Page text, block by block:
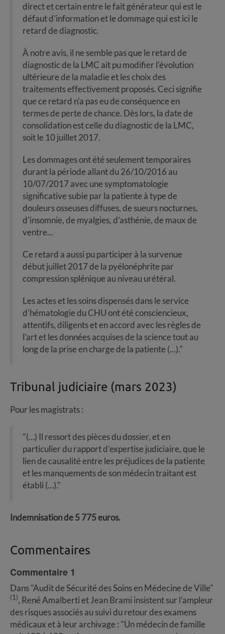
direct et certain entre le fait générateur qui est le
défaut d'information et le dommage qui est ici le
retard de diagnostic.
À notre avis, il ne semble pas que le retard de
diagnostic de la LMC ait pu modifier l'évolution
ultérieure de la maladie et les choix des
traitements effectivement proposés. Ceci signifie
que ce retard n'a pas eu de conséquence en
termes de perte de chance. Dès lors, la date de
consolidation est celle du diagnostic de la LMC,
soit le 10 juillet 2017.
Les dommages ont été seulement temporaires
durant la période allant du 26/10/2016 au
10/07/2017 avec une symptomatologie
significative subie par la patiente à type de
douleurs osseuses diffuses, de sueurs nocturnes,
d'insomnie, de myalgies, d’asthénie, de maux de
ventre...
Ce retard a aussi pu participer à la survenue
début juillet 2017 de la pyélonéphrite par
compression splénique au niveau urétéral.
Les actes et les soins dispensés dans le service
d’hématologie du CHU ont été consciencieux,
attentifs, diligents et en accord avec les règles de
l'art et les données acquises de la science tout au
long de la prise en charge de la patiente (…)."
Tribunal judiciaire (mars 2023)
Pour les magistrats :
"(…) Il ressort des pièces du dossier, et en
particulier du rapport d’expertise judiciaire, que le
lien de causalité entre les préjudices de la patiente
et les manquements de son médecin traitant est
établi (…)."
Indemnisation de 5 775 euros.
Commentaires
Commentaire 1
Dans "Audit de Sécurité des Soins en Médecine de Ville"
(1), René Amalberti et Jean Brami insistent sur l’ampleur
des risques associés au suivi du retour des examens
médicaux et à leur archivage : "Un médecin de famille